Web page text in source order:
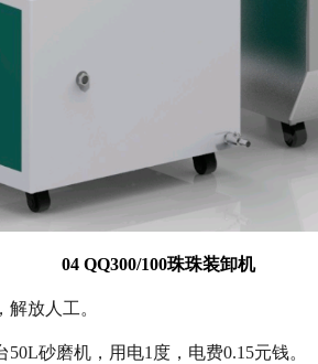
04 QQ300/100珠珠装卸机
放人工。
砂磨机，用电1度，电费0.15元钱。